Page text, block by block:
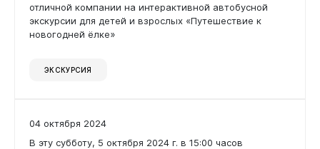
Бизнесу
Дата
Сбросить фильтр
отличной компании на интерактивной автобусной
экскурсии для детей и взрослых «Путешествие к
новогодней ёлке»
ЭКСКУРСИЯ
04 октября 2024
В эту субботу, 5 октября 2024 г. в 15:00 часов